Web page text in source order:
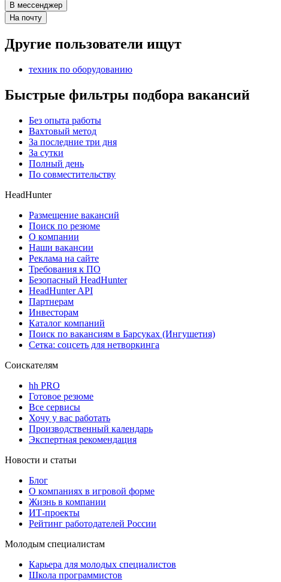
В мессенджер
На почту
Другие пользователи ищут
техник по оборудованию
Быстрые фильтры подбора вакансий
Без опыта работы
Вахтовый метод
За последние три дня
За сутки
Полный день
По совместительству
HeadHunter
Размещение вакансий
Поиск по резюме
О компании
Наши вакансии
Реклама на сайте
Требования к ПО
Безопасный HeadHunter
HeadHunter API
Партнерам
Инвесторам
Каталог компаний
Поиск по вакансиям в Барсуках (Ингушетия)
Сетка: соцсеть для нетворкинга
Соискателям
hh PRO
Готовое резюме
Все сервисы
Хочу у вас работать
Производственный календарь
Экспертная рекомендация
Новости и статьи
Блог
О компаниях в игровой форме
Жизнь в компании
ИТ-проекты
Рейтинг работодателей России
Молодым специалистам
Карьера для молодых специалистов
Школа программистов